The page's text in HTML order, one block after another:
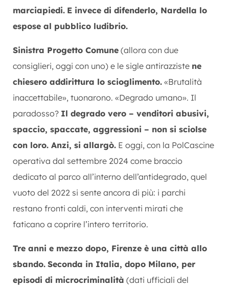
marciapiedi. E invece di difenderlo, Nardella lo
espose al pubblico ludibrio.
Sinistra Progetto Comune (allora con due
consiglieri, oggi con uno) e le sigle antirazziste ne
chiesero addirittura lo scioglimento. «Brutalità
inaccettabile», tuonarono. «Degrado umano». Il
paradosso? Il degrado vero – venditori abusivi,
spaccio, spaccate, aggressioni – non si sciolse
con loro. Anzi, si allargò. E oggi, con la PolCascine
operativa dal settembre 2024 come braccio
dedicato al parco all’interno dell’antidegrado, quel
vuoto del 2022 si sente ancora di più: i parchi
restano fronti caldi, con interventi mirati che
faticano a coprire l’intero territorio.
Tre anni e mezzo dopo, Firenze è una città allo
sbando. Seconda in Italia, dopo Milano, per
episodi di microcriminalità (dati ufficiali del